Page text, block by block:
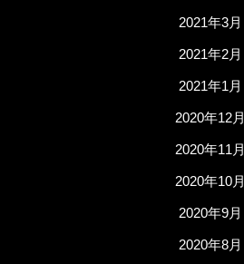
2021年3月
2021年2月
2021年1月
2020年12月
2020年11月
2020年10月
2020年9月
2020年8月